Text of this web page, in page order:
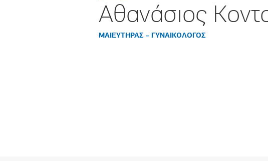
Αθανάσιος
ΜΑΙΕΥΤΗΡΑΣ – ΓΥΝΑΙΚΟΛΟΓΟΣ